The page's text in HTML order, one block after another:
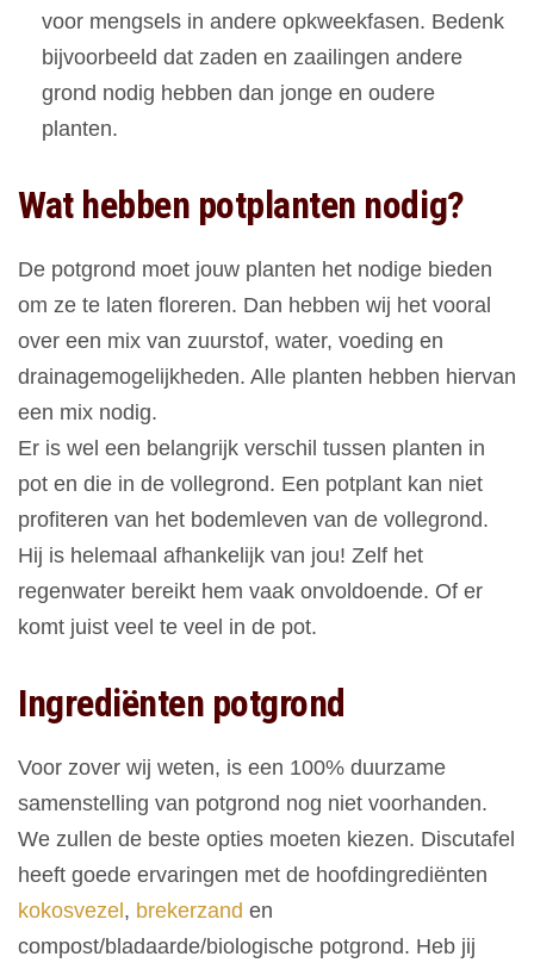
voor mengsels in andere opkweekfasen. Bedenk
bijvoorbeeld dat zaden en zaailingen andere
grond nodig hebben dan jonge en oudere
planten.
Wat hebben potplanten nodig?
De potgrond moet jouw planten het nodige bieden
om ze te laten floreren. Dan hebben wij het vooral
over een mix van zuurstof, water, voeding en
drainagemogelijkheden. Alle planten hebben hiervan
een mix nodig.
Er is wel een belangrijk verschil tussen planten in
pot en die in de vollegrond. Een potplant kan niet
profiteren van het bodemleven van de vollegrond.
Hij is helemaal afhankelijk van jou! Zelf het
regenwater bereikt hem vaak onvoldoende. Of er
komt juist veel te veel in de pot.
Ingrediënten potgrond
Voor zover wij weten, is een 100% duurzame
samenstelling van potgrond nog niet voorhanden.
We zullen de beste opties moeten kiezen. Discutafel
heeft goede ervaringen met de hoofdingrediënten
kokosvezel , brekerzand en
compost/bladaarde/biologische potgrond. Heb jij